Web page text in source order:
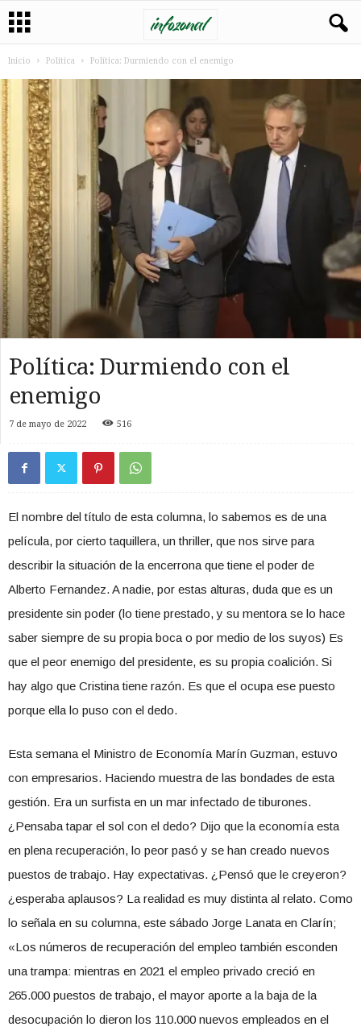
Inicio Politica Política: Durmiendo con el enemigo
Política: Durmiendo con el
enemigo
7 de mayo de 2022 516
El nombre del título de esta columna, lo sabemos es de una
película, por cierto taquillera, un thriller, que nos sirve para
describir la situación de la encerrona que tiene el poder de
Alberto Fernandez. A nadie, por estas alturas, duda que es un
presidente sin poder (lo tiene prestado, y su mentora se lo hace
saber siempre de su propia boca o por medio de los suyos) Es
que el peor enemigo del presidente, es su propia coalición. Si
hay algo que Cristina tiene razón. Es que el ocupa ese puesto
porque ella lo puso con el dedo.
Esta semana el Ministro de Economía Marín Guzman, estuvo
con empresarios. Haciendo muestra de las bondades de esta
gestión. Era un surfista en un mar infectado de tiburones.
¿Pensaba tapar el sol con el dedo? Dijo que la economía esta
en plena recuperación, lo peor pasó y se han creado nuevos
puestos de trabajo. Hay expectativas. ¿Pensó que le creyeron?
¿esperaba aplausos? La realidad es muy distinta al relato. Como
lo señala en su columna, este sábado Jorge Lanata en Clarín;
«Los números de recuperación del empleo también esconden
una trampa: mientras en 2021 el empleo privado creció en
265.000 puestos de trabajo, el mayor aporte a la baja de la
desocupación lo dieron los 110.000 nuevos empleados en el